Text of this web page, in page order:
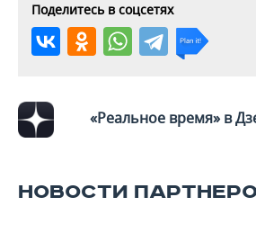
Поделитесь в соцсетях
«Реальное время» в
НОВОСТИ